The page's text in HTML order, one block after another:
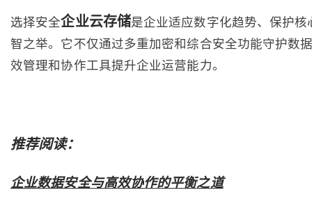
选择安全企业云存储是企业适应数字化趋势、保护核
智之举。它不仅通过多重加密和综合安全功能守护数
效管理和协作工具提升企业运营能力。
推荐阅读：
企业数据安全与高效协作的平衡之道